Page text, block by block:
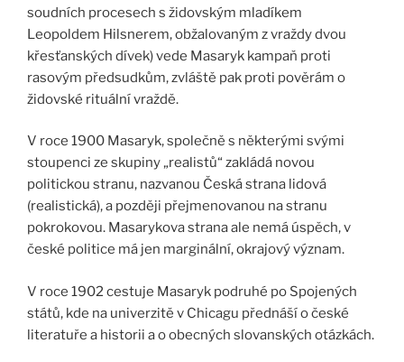
soudních procesech s židovským mladíkem
Leopoldem Hilsnerem, obžalovaným z vraždy dvou
křesťanských dívek) vede Masaryk kampaň proti
rasovým předsudkům, zvláště pak proti pověrám o
židovské rituální vraždě.
V roce 1900 Masaryk, společně s některými svými
stoupenci ze skupiny „realistů“ zakládá novou
politickou stranu, nazvanou Česká strana lidová
(realistická), a později přejmenovanou na stranu
pokrokovou. Masarykova strana ale nemá úspěch, v
české politice má jen marginální, okrajový význam.
V roce 1902 cestuje Masaryk podruhé po Spojených
států, kde na univerzitě v Chicagu přednáší o české
literatuře a historii a o obecných slovanských otázkách.